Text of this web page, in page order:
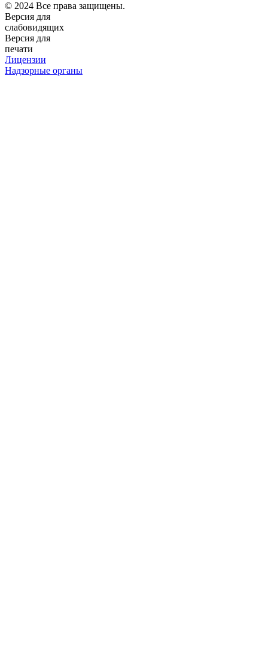
© 2024 Все права защищены.
Версия для
слабовидящих
Версия для
печати
Лицензии
Надзорные органы